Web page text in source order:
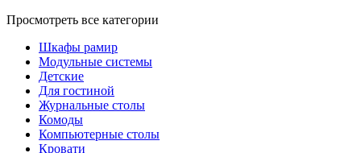
Просмотреть все категории
Шкафы рамир
Модульные системы
Детские
Для гостиной
Журнальные столы
Комоды
Компьютерные столы
Кровати